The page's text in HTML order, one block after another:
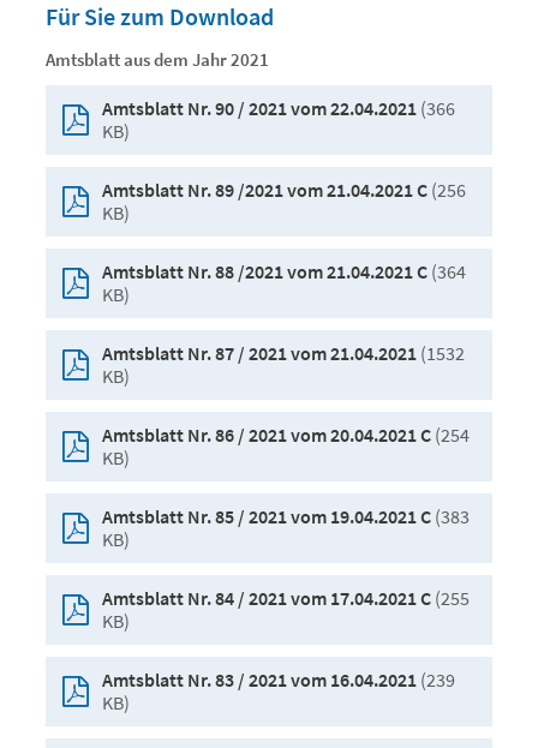
Für Sie zum Download
Amtsblatt aus dem Jahr 2021
Amtsblatt Nr. 90 / 2021 vom 22.04.2021(366
KB)
Amtsblatt Nr. 89 /2021 vom 21.04.2021 C(256
KB)
Amtsblatt Nr. 88 /2021 vom 21.04.2021 C(364
KB)
Amtsblatt Nr. 87 / 2021 vom 21.04.2021(1532
KB)
Amtsblatt Nr. 86 / 2021 vom 20.04.2021 C(254
KB)
Amtsblatt Nr. 85 / 2021 vom 19.04.2021 C(383
KB)
Amtsblatt Nr. 84 / 2021 vom 17.04.2021 C(255
KB)
Amtsblatt Nr. 83 / 2021 vom 16.04.2021(239
KB)